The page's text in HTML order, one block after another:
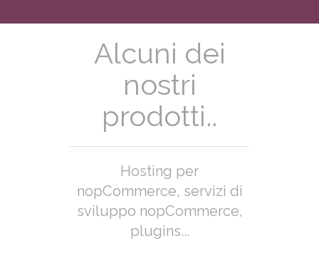
Alcuni dei
nostri
prodotti..
Hosting per
nopCommerce, servizi di
sviluppo nopCommerce,
plugins...